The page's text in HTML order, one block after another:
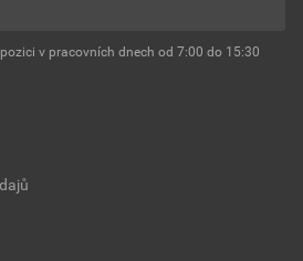
v pracovních dnech od 7:00 do 15:30